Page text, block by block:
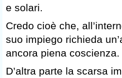
e solari.
Credo cioè che,
suo impiego richieda
ancora piena coscienza.
D’altra parte la scarsa